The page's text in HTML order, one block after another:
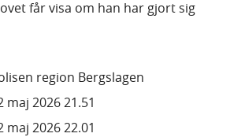
får visa om han har gjort sig
region Bergslagen
maj 2026 21.51
maj 2026 22.01